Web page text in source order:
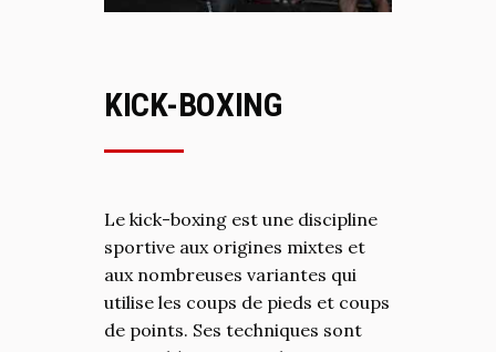
KICK-BOXING
Le kick-boxing est une discipline
sportive aux origines mixtes et
aux nombreuses variantes qui
utilise les coups de pieds et coups
de points. Ses techniques sont